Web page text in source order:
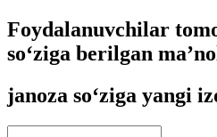
Foydalanuvchilar
so‘ziga berilgan
janoza so‘ziga yangi